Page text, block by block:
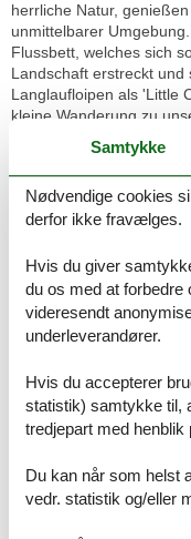
herrliche Natur,
unmittelbarer
Flussbett, welches sich
Landschaft erstreckt und
Langlaufloipen als 'Little
kleine Wanderung zu
direkt vor unserer
Unsere gemütliche
zu 4 Personen. Die
Küche/Esszimmer, ein
einen eigenen
Balkon. Die Küche im
Backofen, Ceran-
Gefrierfach, Toaster,
Holztisch mit Bänken
Terrasse, hier laden
Im 1. Stock befinden
Balkon mit gemütlichen
Dusche sowie ein WC
Samtykke
Nødvendige cookies
derfor ikke fravælges.
Hvis du giver
du os med at forbedre
videresendt
underleverandører.
Hvis du accepterer
statistik) samtykke til,
tredjepart med
Du kan når som helst
vedr. statistik og/eller